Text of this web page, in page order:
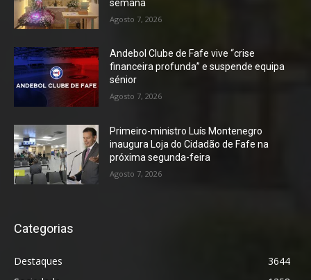
semana
Agosto 7, 2026
Andebol Clube de Fafe vive “crise
financeira profunda” e suspende equipa
sénior
Agosto 7, 2026
Primeiro-ministro Luís Montenegro
inaugura Loja do Cidadão de Fafe na
próxima segunda-feira
Agosto 7, 2026
Categorias
Destaques
3644